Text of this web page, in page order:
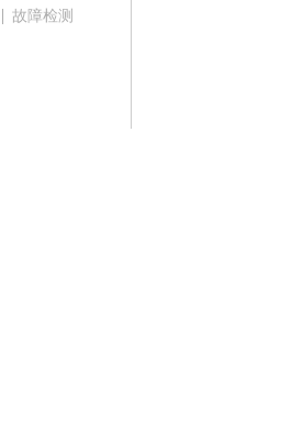
市平山区胜利路腕表时光售后服务中心（需提
市沈河区中街路137号亨得利名表维修授权店
市沈河区中街路83号亨得利名表维修授权店1
区建国门外大街甲6号华熙国际中心D座11层
故障检测